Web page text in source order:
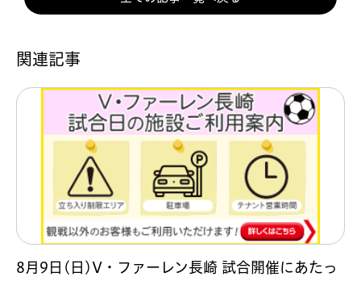
関連記事
8月9日(日)V・ファーレン長崎 試合開催にあたっ